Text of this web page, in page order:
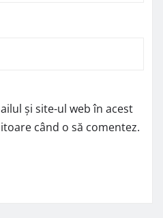
și site-ul web în acest
când o să comentez.